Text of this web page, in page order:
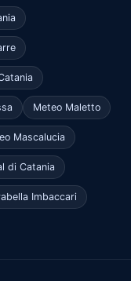
Meteo Maletto
Mascalucia
di Catania
Imbaccari